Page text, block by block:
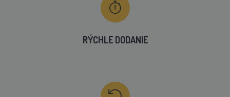
RÝCHLE DODANIE